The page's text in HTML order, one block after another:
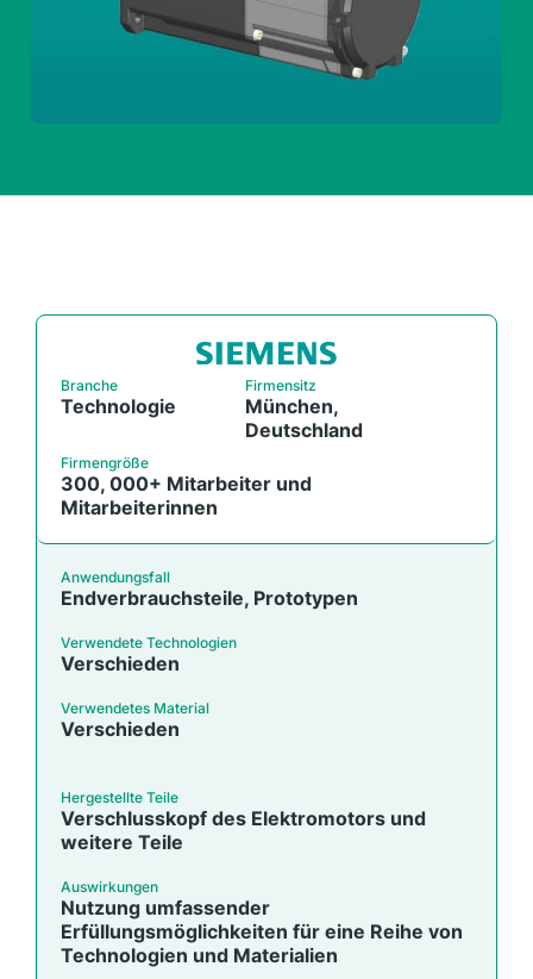
Branche
Technologie
Firmensitz
München,
Deutschland
Firmengröße
300, 000+ Mitarbeiter und
Mitarbeiterinnen
Anwendungsfall
Endverbrauchsteile, Prototypen
Verwendete Technologien
Verschieden
Verwendetes Material
Verschieden
Hergestellte Teile
Verschlusskopf des Elektromotors und
weitere Teile
Auswirkungen
Nutzung umfassender
Erfüllungsmöglichkeiten für eine Reihe von
Technologien und Materialien